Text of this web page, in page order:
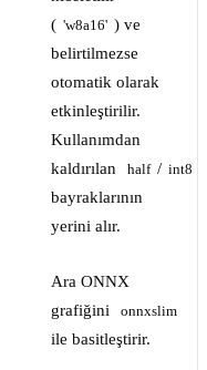
( 'w8a16' ) ve
belirtilmezse
otomatik olarak
etkinleştirilir.
Kullanımdan
kaldırılan
half / int8
bayraklarının
yerini alır.
Ara ONNX
grafiğini
onnxslim
ile basitleştirir.